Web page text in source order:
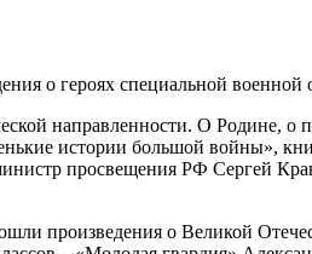
о героях специальной военной
направленности. О Родине, о
истории большой войны»,
просвещения РФ Сергей
произведения о Великой